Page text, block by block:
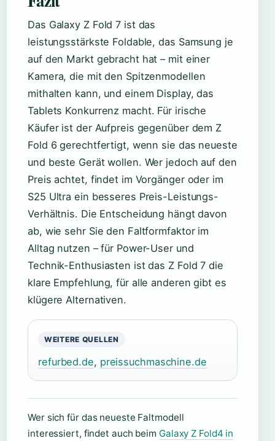
Das Galaxy Z Fold 7 ist das
leistungsstärkste Foldable, das Samsung je
auf den Markt gebracht hat – mit einer
Kamera, die mit den Spitzenmodellen
mithalten kann, und einem Display, das
Tablets Konkurrenz macht. Für irische
Käufer ist der Aufpreis gegenüber dem Z
Fold 6 gerechtfertigt, wenn sie das neueste
und beste Gerät wollen. Wer jedoch auf den
Preis achtet, findet im Vorgänger oder im
S25 Ultra ein besseres Preis-Leistungs-
Verhältnis. Die Entscheidung hängt davon
ab, wie sehr Sie den Faltformfaktor im
Alltag nutzen – für Power-User und
Technik-Enthusiasten ist das Z Fold 7 die
klare Empfehlung, für alle anderen gibt es
klügere Alternativen.
WEITERE QUELLEN
refurbed.de, preissuchmaschine.de
Wer sich für das neueste Faltmodell
interessiert, findet auch beim Galaxy Z Fold4 in